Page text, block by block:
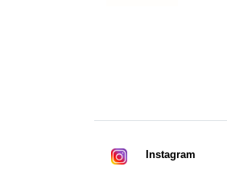
Instagram